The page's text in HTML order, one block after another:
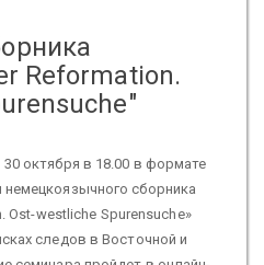
Reformation.
октября в 18.00 в формате
немецкоязычного сборника
Ost-westliche Spurensuche»
следов в Восточной и